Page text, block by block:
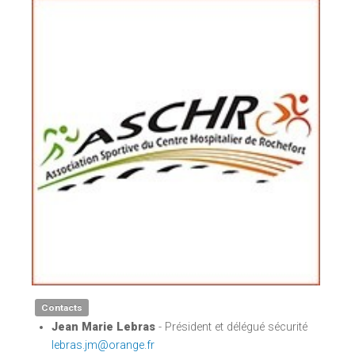
Contacts
Jean Marie Lebras - Président et délégué sécurité
lebras.jm@orange.fr